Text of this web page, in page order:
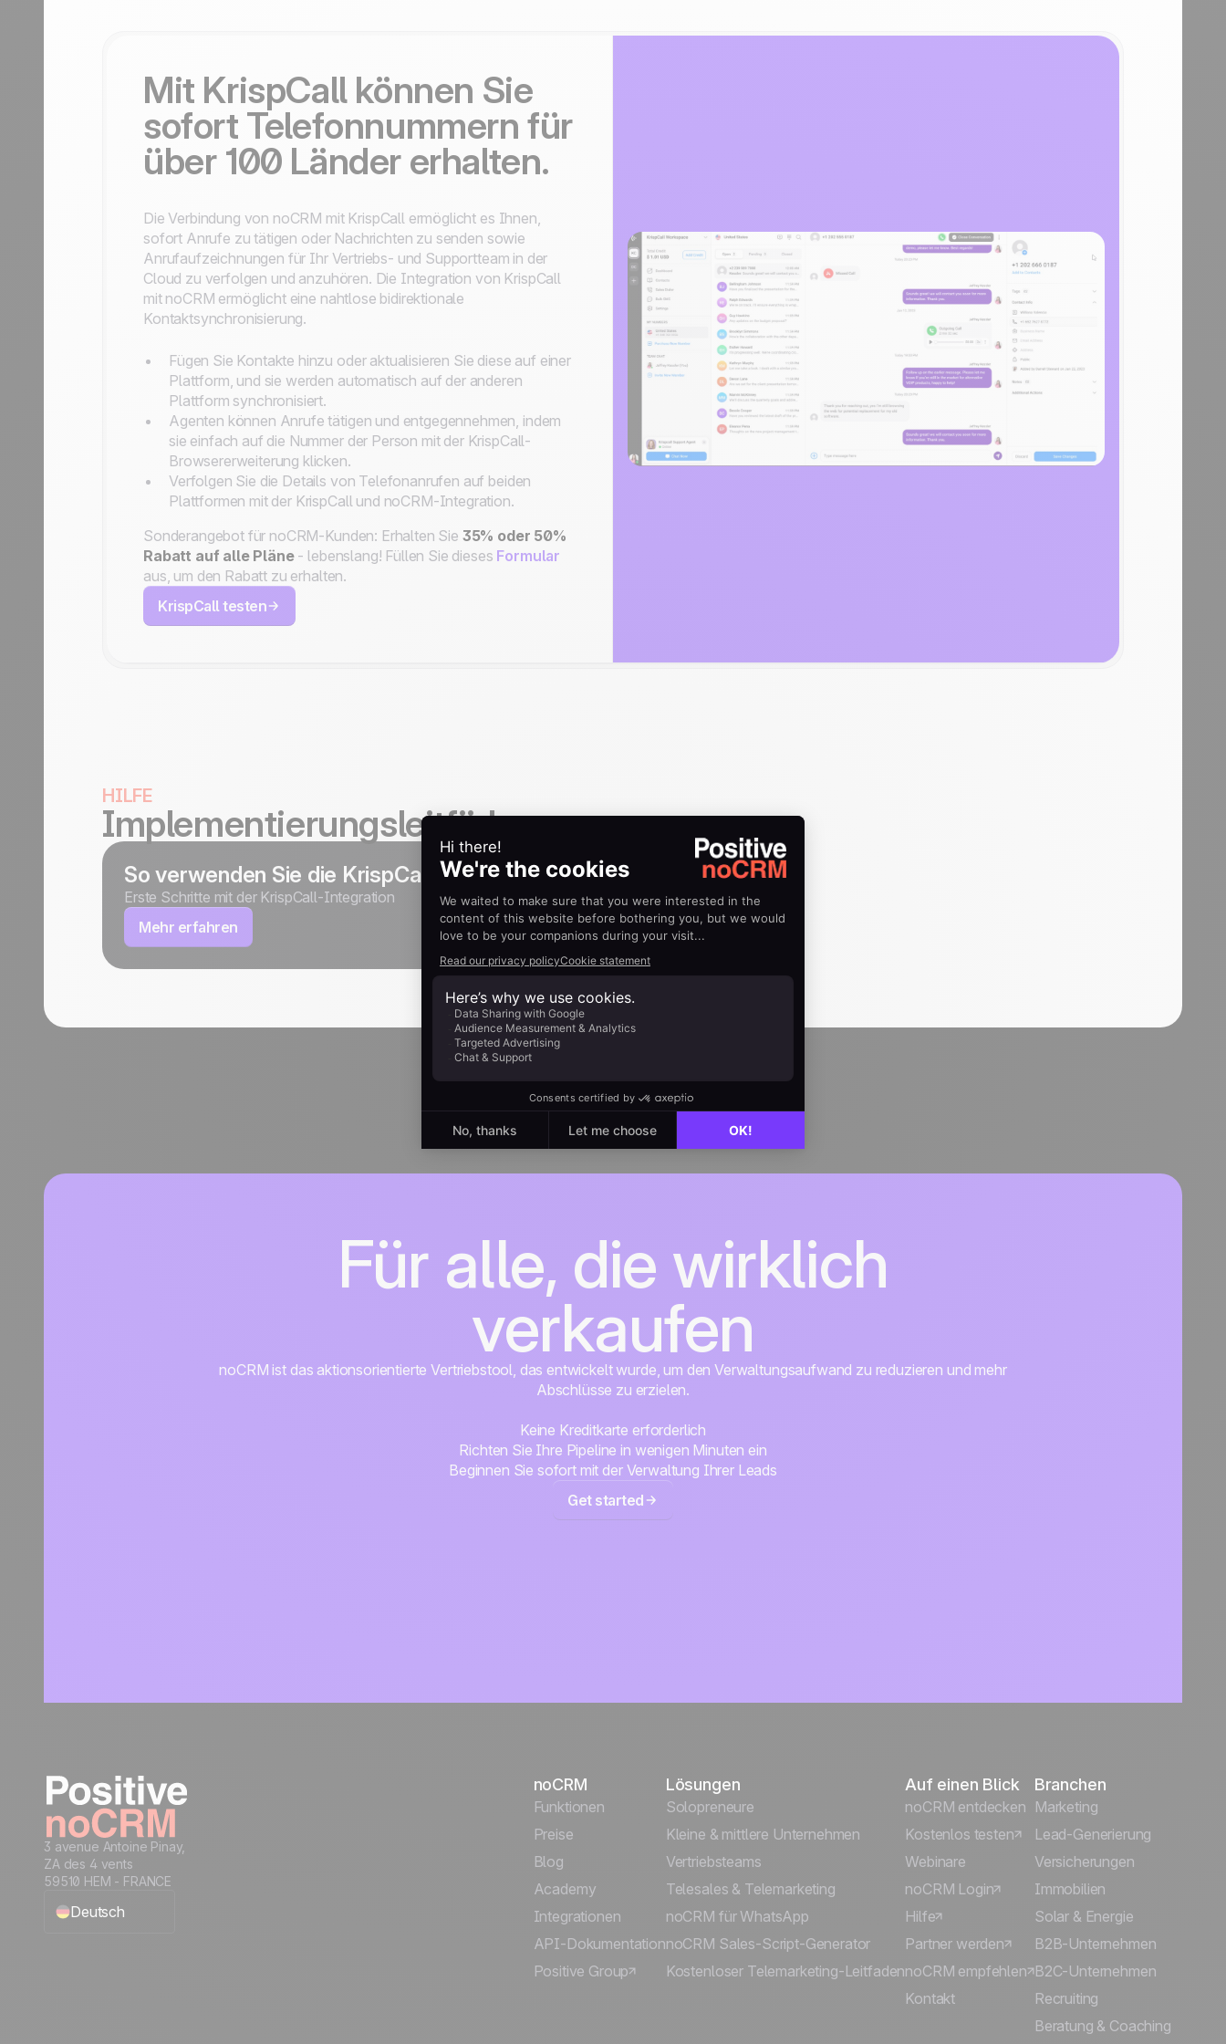
Mit KrispCall können Sie
sofort Telefonnummern für
über 100 Länder erhalten.
Die Verbindung von noCRM mit KrispCall ermöglicht es Ihnen,
sofort Anrufe zu tätigen oder Nachrichten zu senden sowie
Anrufaufzeichnungen für Ihr Vertriebs- und Supportteam in der
Cloud zu verfolgen und anzuhören. Die Integration von KrispCall
mit noCRM ermöglicht eine nahtlose bidirektionale
Kontaktsynchronisierung.
Fügen Sie Kontakte hinzu oder aktualisieren Sie diese auf einer
Plattform, und sie werden automatisch auf der anderen
Plattform synchronisiert.
Agenten können Anrufe tätigen und entgegennehmen, indem
sie einfach auf die Nummer der Person mit der KrispCall-
Browsererweiterung klicken.
Verfolgen Sie die Details von Telefonanrufen auf beiden
Plattformen mit der KrispCall und noCRM-Integration.
Sonderangebot für noCRM-Kunden: Erhalten Sie 35% oder 50%
Rabatt auf alle Pläne- lebenslang! Füllen Sie dieses Formular
aus, um den Rabatt zu erhalten.
KrispCall testen
HILFE
Implementierungsleitfäden
So verwenden Sie die KrispCall noCRM-Integration
Erste Schritte mit der KrispCall-Integration
Mehr erfahren
Für alle, die wirklich
verkaufen
noCRM ist das aktionsorientierte Vertriebstool, das entwickelt wurde, um den Verwaltungsaufwand zu reduzieren und mehr
Abschlüsse zu erzielen.
Keine Kreditkarte erforderlich
Richten Sie Ihre Pipeline in wenigen Minuten ein
Beginnen Sie sofort mit der Verwaltung Ihrer Leads
Get started
3 avenue Antoine Pinay,
ZA des 4 vents
59510 HEM - FRANCE
Deutsch
noCRM
Funktionen
Preise
Blog
Academy
Integrationen
API-Dokumentation
Positive Group
Lösungen
Solopreneure
Kleine & mittlere Unternehmen
Vertriebsteams
Telesales & Telemarketing
noCRM für WhatsApp
noCRM Sales-Script-Generator
Kostenloser Telemarketing-Leitfaden
Auf einen Blick
noCRM entdecken
Kostenlos testen
Webinare
noCRM Login
Hilfe
Partner werden
noCRM empfehlen
Kontakt
Branchen
Marketing
Lead-Generierung
Versicherungen
Immobilien
Solar & Energie
B2B-Unternehmen
B2C-Unternehmen
Recruiting
Beratung & Coaching